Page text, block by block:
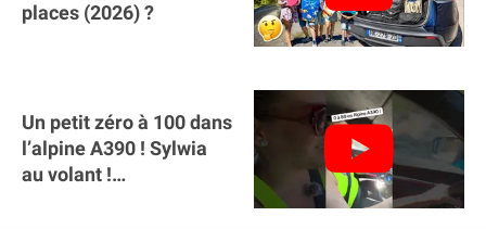
places (2026) ?
Un petit zéro à 100 dans
l’alpine A390 ￼! Sylwia
au volant !